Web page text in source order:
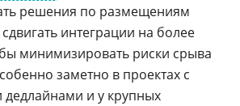
решения по размещениям
интеграции на более
минимизировать риски срыва
заметно в проектах с
и у крупных